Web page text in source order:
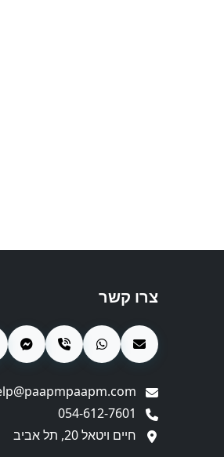
צרו קשר
חיים ויטאל 20, תל אביב